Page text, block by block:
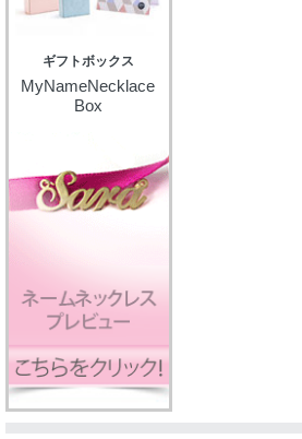
ギフトボックス
MyNameNecklace
Box